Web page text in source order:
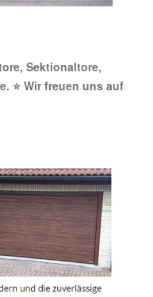
Sektionaltore,
⭐ Wir freuen uns auf